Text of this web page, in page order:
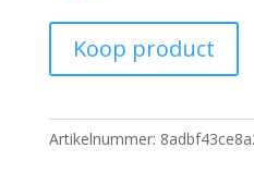
Koop product
Artikelnummer: